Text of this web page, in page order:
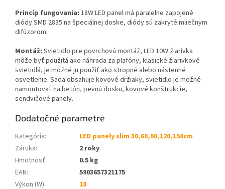
Princíp fungovania: 18W LED panel má paralelne zapojené
diódy SMD 2835 na špeciálnej doske, diódy sú zakryté mliečnym
difúzorom.
Montáž: Svietidlo pre povrchovú montáž, LED 10W žiarivka
môže byť použitá ako náhrada za plafóny, klasické žiarivkové
svietidlá, je možné ju použiť ako stropné alebo nástenné
osvetlenie. Sada obsahuje kovové držiaky, svietidlo je možné
namontovať na betón, pevnú dosku, kovové konštrukcie,
sendvičové panely.
Dodatočné parametre
Kategória:
LED panely slim 30,60,90,120,150cm
Záruka:
2 roky
Hmotnosť:
0.5 kg
EAN:
5903657321175
Výkon (W):
18